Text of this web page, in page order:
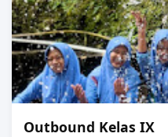
Outbound Kelas IX